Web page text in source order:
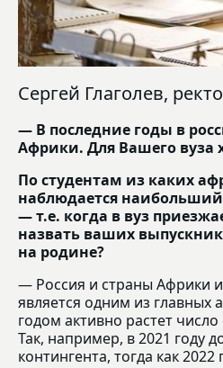
Сергей Глаголев,
— В последние годы в
Африки. Для Вашего вуза
По студентам из каких
наблюдается наибольший
—т.е. когда в вуз
назвать ваших
на родине?
— Россия и страны Африки
является одним из главных
годом активно растет
Так, например, в 2021 году
контингента, тогда как